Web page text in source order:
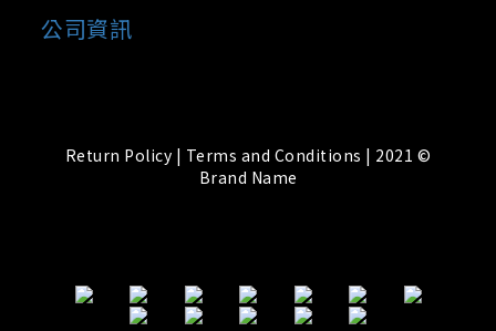
公司資訊
Return Policy | Terms and Conditions | 2021 ©
Brand Name